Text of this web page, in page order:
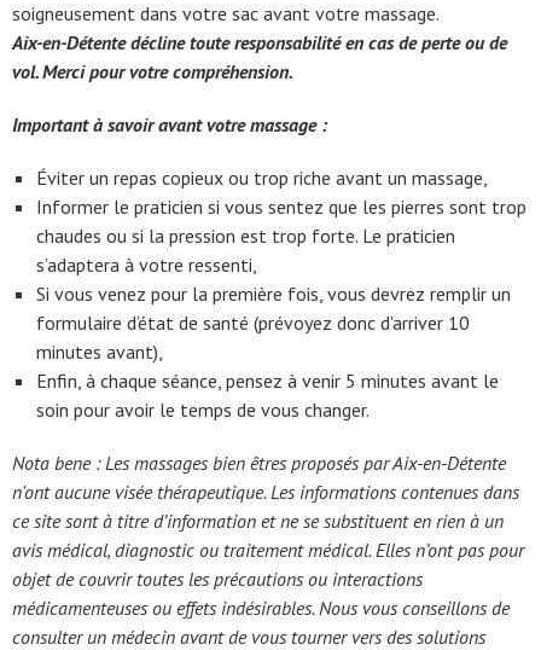
soigneusement dans votre sac avant votre massage.
Aix-en-Détente décline toute responsabilité en cas de perte ou de
vol. Merci pour votre compréhension.
Important à savoir avant votre massage :
Éviter un repas copieux ou trop riche avant un massage,
Informer le praticien si vous sentez que les pierres sont trop
chaudes ou si la pression est trop forte. Le praticien
s’adaptera à votre ressenti,
Si vous venez pour la première fois, vous devrez remplir un
formulaire d’état de santé (prévoyez donc d'arriver 10
minutes avant),
Enfin, à chaque séance, pensez à venir 5 minutes avant le
soin pour avoir le temps de vous changer.
Nota bene : Les massages bien êtres proposés par Aix-en-Détente
n'ont aucune visée thérapeutique. Les informations contenues dans
ce site sont à titre d’information et ne se substituent en rien à un
avis médical, diagnostic ou traitement médical. Elles n’ont pas pour
objet de couvrir toutes les précautions ou interactions
médicamenteuses ou effets indésirables. Nous vous conseillons de
consulter un médecin avant de vous tourner vers des solutions